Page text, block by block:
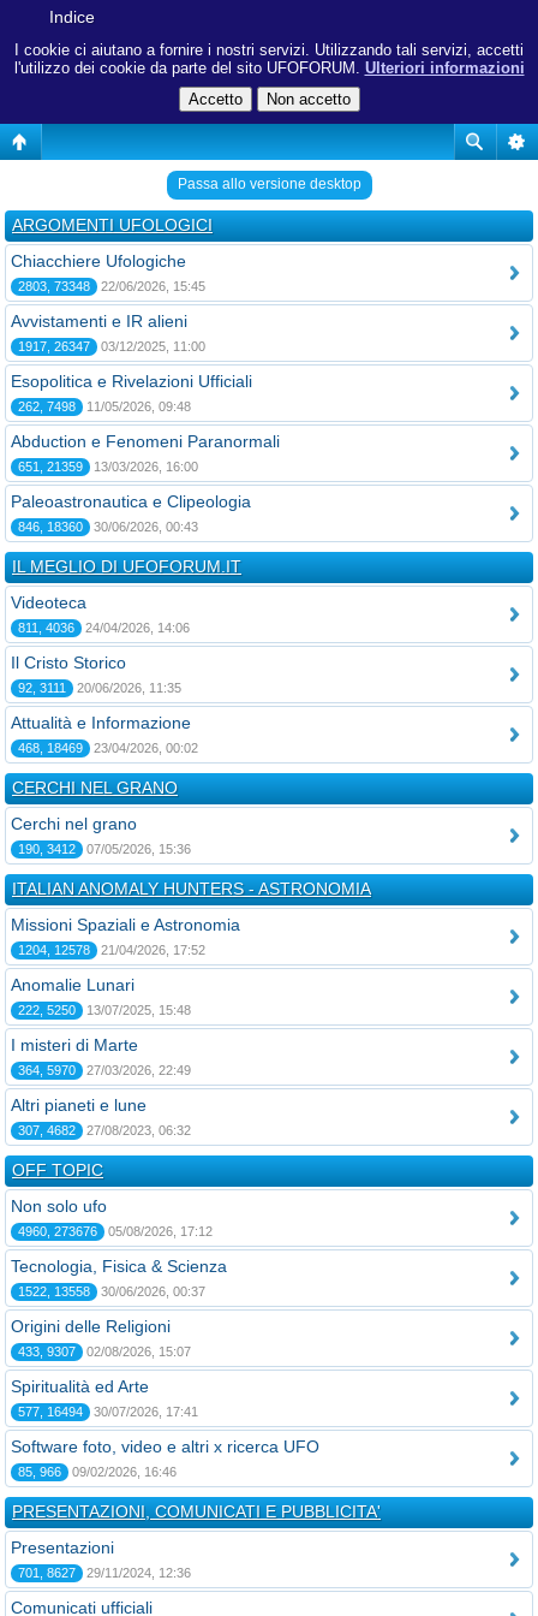
I cookie ci aiutano a fornire i nostri servizi. Utilizzando tali servizi, accetti
l'utilizzo dei cookie da parte del sito UFOFORUM. Ulteriori informazioni
Indice
Passa allo versione desktop
ARGOMENTI UFOLOGICI
Chiacchiere Ufologiche
2803, 73348 22/06/2026, 15:45
Avvistamenti e IR alieni
1917, 26347 03/12/2025, 11:00
Esopolitica e Rivelazioni Ufficiali
262, 7498 11/05/2026, 09:48
Abduction e Fenomeni Paranormali
651, 21359 13/03/2026, 16:00
Paleoastronautica e Clipeologia
846, 18360 30/06/2026, 00:43
IL MEGLIO DI UFOFORUM.IT
Videoteca
811, 4036 24/04/2026, 14:06
Il Cristo Storico
92, 3111 20/06/2026, 11:35
Attualità e Informazione
468, 18469 23/04/2026, 00:02
CERCHI NEL GRANO
Cerchi nel grano
190, 3412 07/05/2026, 15:36
ITALIAN ANOMALY HUNTERS - ASTRONOMIA
Missioni Spaziali e Astronomia
1204, 12578 21/04/2026, 17:52
Anomalie Lunari
222, 5250 13/07/2025, 15:48
I misteri di Marte
364, 5970 27/03/2026, 22:49
Altri pianeti e lune
307, 4682 27/08/2023, 06:32
OFF TOPIC
Non solo ufo
4960, 273676 05/08/2026, 17:12
Tecnologia, Fisica & Scienza
1522, 13558 30/06/2026, 00:37
Origini delle Religioni
433, 9307 02/08/2026, 15:07
Spiritualità ed Arte
577, 16494 30/07/2026, 17:41
Software foto, video e altri x ricerca UFO
85, 966 09/02/2026, 16:46
PRESENTAZIONI, COMUNICATI E PUBBLICITA'
Presentazioni
701, 8627 29/11/2024, 12:36
Comunicati ufficiali